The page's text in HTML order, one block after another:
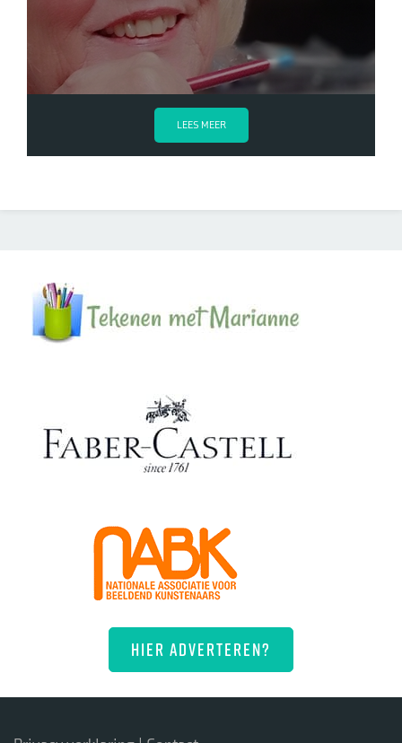
LEES MEER
HIER ADVERTEREN?